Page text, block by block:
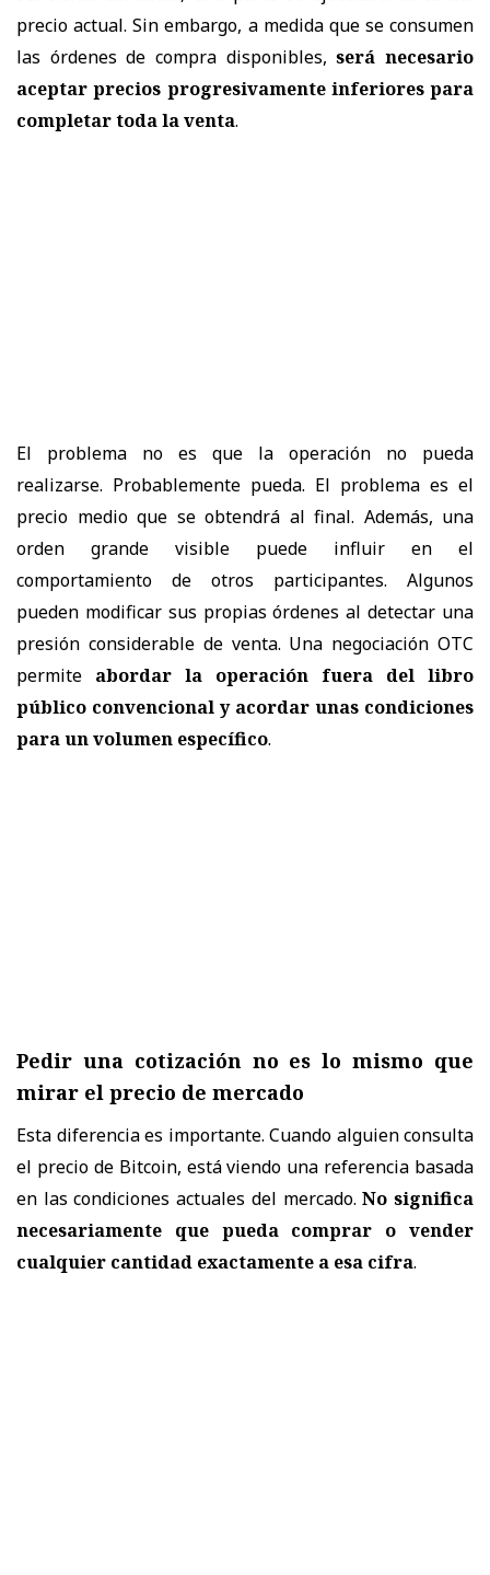
precio actual. Sin embargo, a medida que se consumen
las órdenes de compra disponibles,será necesario
aceptar precios progresivamente inferiores para
completar toda laventa.
El problema no es que la operación no pueda
realizarse. Probablemente pueda. El problema es el
precio medio que se obtendrá al final. Además, una
orden grande visible puede influir en el
comportamiento de otros participantes. Algunos
pueden modificar sus propias órdenes al detectar una
presión considerable de venta. Una negociación OTC
permite abordar la operación fuera del libro
público convencional y acordar unas condiciones
para un volumen específico.
Pedir una cotización no es lo mismo que
mirar el precio de mercado
Esta diferencia es importante. Cuando alguien consulta
el precio de Bitcoin, está viendo una referencia basada
en las condiciones actuales del mercado.No significa
necesariamente que pueda comprar o vender
cualquier cantidad exactamente a esa cifra.